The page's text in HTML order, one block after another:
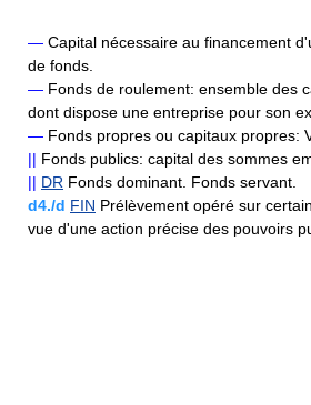
— Capital nécessaire au financement
de fonds.
— Fonds de roulement: ensemble des
dont dispose une entreprise pour son
— Fonds propres ou capitaux propres:
|| Fonds publics: capital des sommes
|| DR Fonds dominant. Fonds servant.
d4./d FIN Prélèvement opéré sur
vue d'une action précise des pouvoirs